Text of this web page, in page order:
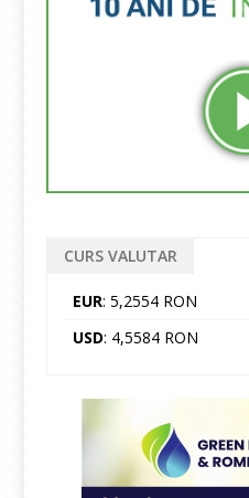
CURS VALUTAR
EUR: 5,2554 RON
USD: 4,5584 RON